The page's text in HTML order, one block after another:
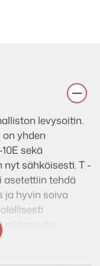
levysoitin.
yhden
sekä
sähköisesti. T -
tehdä
ja hyvin soiva
ja